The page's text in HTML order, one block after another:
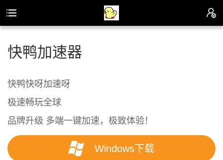
快鸭加速器
快鸭快呀加速呀
极速畅玩全球
品牌升级 多端一键加速，极致体验！
Windows下载